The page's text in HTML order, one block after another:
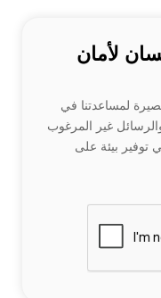
لأمان
لمساعدتنا في
غير المرغوب
توفير بيئة على